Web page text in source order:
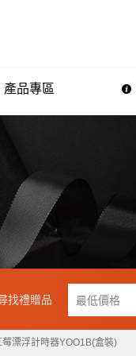
產品專區
找禮贈品
莓漂浮計時器YOO1B(盒裝)